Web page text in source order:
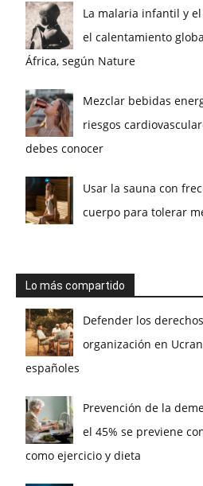
La malaria infantil y
el calentamiento
África, según Nature
Mezclar bebidas
riesgos
debes conocer
Usar la sauna con
cuerpo para tolerar
Lo más compartido
Defender los
organización en
españoles
Prevención de la
el 45% se previene
como ejercicio y dieta